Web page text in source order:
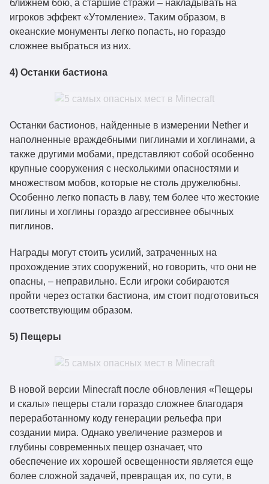
ближнем бою, а старшие стражи – накладывать на
игроков эффект «Утомление». Таким образом, в
океанские монументы легко попасть, но гораздо
сложнее выбраться из них.
4) Останки бастиона
Останки бастионов, найденные в измерении Nether и
наполненные враждебными пиглинами и хоглинами, а
также другими мобами, представляют собой особенно
крупные сооружения с несколькими опасностями и
множеством мобов, которые не столь дружелюбны.
Особенно легко попасть в лаву, тем более что жестокие
пиглины и хоглины гораздо агрессивнее обычных
пиглинов.
Награды могут стоить усилий, затраченных на
прохождение этих сооружений, но говорить, что они не
опасны, – неправильно. Если игроки собираются
пройти через остатки бастиона, им стоит подготовиться
соответствующим образом.
5) Пещеры
В новой версии Minecraft после обновления «Пещеры
и скалы» пещеры стали гораздо сложнее благодаря
переработанному коду генерации рельефа при
создании мира. Однако увеличение размеров и
глубины современных пещер означает, что
обеспечение их хорошей освещенности является еще
более сложной задачей, превращая их, по сути, в